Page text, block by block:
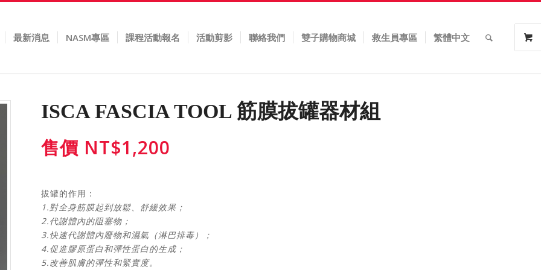
最新消息 NASM專區 課程活動報名 活動剪影 聯絡我們 雙子購物商城 救生員專區 繁體中文
ISCA FASCIA TOOL 筋膜拔罐器材組
售價 NT$1,200
拔罐的作用：
1.對全身筋膜起到放鬆、舒緩效果；
2.代謝體內的阻塞物；
3.快速代謝體內廢物和濕氣（淋巴排毒）；
4.促進膠原蛋白和彈性蛋白的生成；
5.改善肌膚的彈性和緊實度。